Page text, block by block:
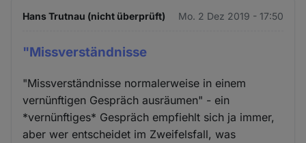
Hans Trutnau (nicht überprüft) Mo. 2 Dez 2019 - 17:50
"Missverständnisse
"Missverständnisse normalerweise in einem
vernünftigen Gespräch ausräumen" - ein
*vernünftiges* Gespräch empfiehlt sich ja immer,
aber wer entscheidet im Zweifelsfall, was